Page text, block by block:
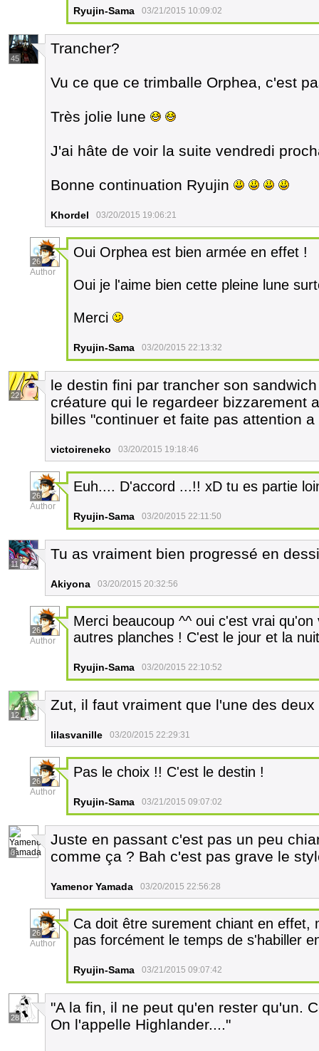
Ryujin-Sama 03/21/2015 10:09:02
45
Trancher?
Vu ce que ce trimballe Orphea, c'est
Très jolie lune
J'ai hâte de voir la suite vendredi
Bonne continuation Ryujin
Khordel 03/20/2015 19:06:21
26
Author
Oui Orphea est bien armée en effet !
Oui je l'aime bien cette pleine lune
Merci
Ryujin-Sama 03/20/2015 22:13:32
22
le destin fini par trancher son
créature qui le regardeer bizzarement
billes "continuer et faite pas attention a
victoireneko 03/20/2015 19:18:46
26
Author
Euh.... D'accord ...!! xD tu es partie
Ryujin-Sama 03/20/2015 22:11:50
11
Tu as vraiment bien progressé en
Akiyona 03/20/2015 20:32:56
26
Author
Merci beaucoup ^^ oui c'est vrai
autres planches ! C'est le jour et la
Ryujin-Sama 03/20/2015 22:10:52
12
Zut, il faut vraiment que l'une des deux
lilasvanille 03/20/2015 22:29:31
26
Author
Pas le choix !! C'est le destin !
Ryujin-Sama 03/21/2015 09:07:02
8
Juste en passant c'est pas un peu
comme ça ? Bah c'est pas grave le
Yamenor Yamada 03/20/2015 22:56:28
26
Author
Ca doit être surement chiant en effet,
pas forcément le temps de s'habiller
Ryujin-Sama 03/21/2015 09:07:42
28
"A la fin, il ne peut qu'en rester qu'un.
On l'appelle Highlander...."